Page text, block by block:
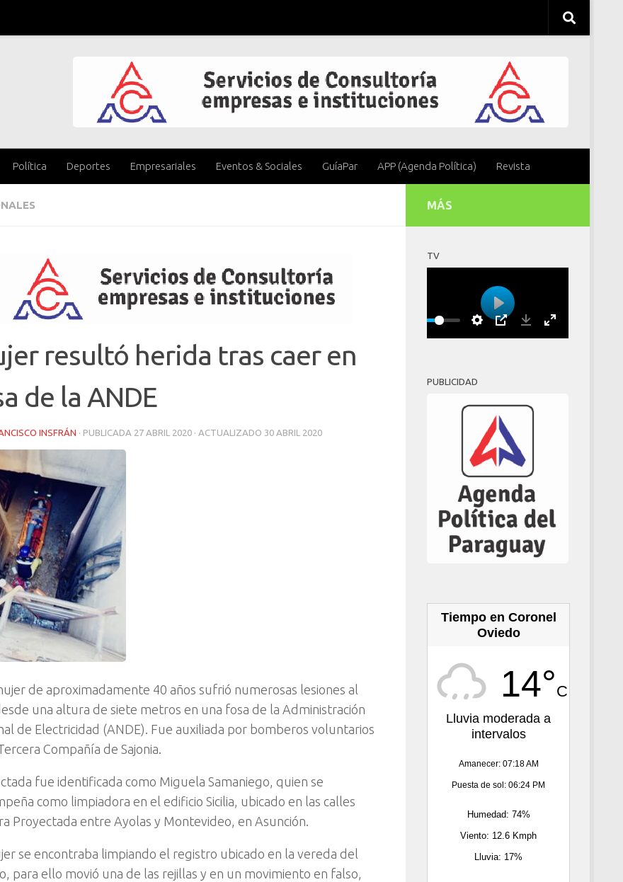
Política Deportes Empresariales Eventos & Sociales GuíaPar APP (Agenda Política) Revista
resultó herida tras caer en
de la ANDE
INSFRÁN · PUBLICADA 27 ABRIL 2020 · ACTUALIZADO 30 ABRIL 2020
de aproximadamente 40 años sufrió numerosas lesiones al
una altura de siete metros en una fosa de la Administración
de Electricidad (ANDE). Fue auxiliada por bomberos voluntarios
Compañía de Sajonia.
fue identificada como Miguela Samaniego, quien se
como limpiadora en el edificio Sicilia, ubicado en las calles
Proyectada entre Ayolas y Montevideo, en Asunción.
se encontraba limpiando el registro ubicado en la vereda del
para ello movió una de las rejillas y en un movimiento en falso,
MÁS
TV
Play
PUBLICIDAD
Tiempo en Coronel
Oviedo
14°C
Lluvia moderada a
intervalos
Amanecer: 07:18 AM
Puesta de sol: 06:24 PM
Humedad: 74%
Viento: 12.6 Kmph
Lluvia: 17%